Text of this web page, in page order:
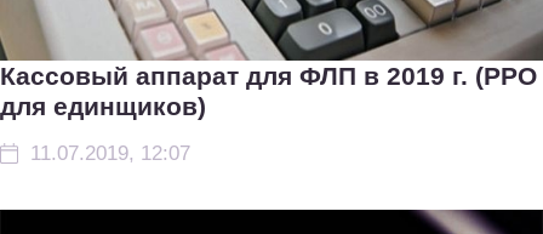
Кассовый аппарат для ФЛП в 2019 г. (РРО
для единщиков)
11.07.2019, 12:07